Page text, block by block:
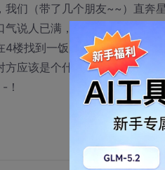
我们（带了几个朋友~~）直奔
说人已满，我去其他地方看
楼找到一饭店，看上去也还
应该是个什么样的人呢。正
！